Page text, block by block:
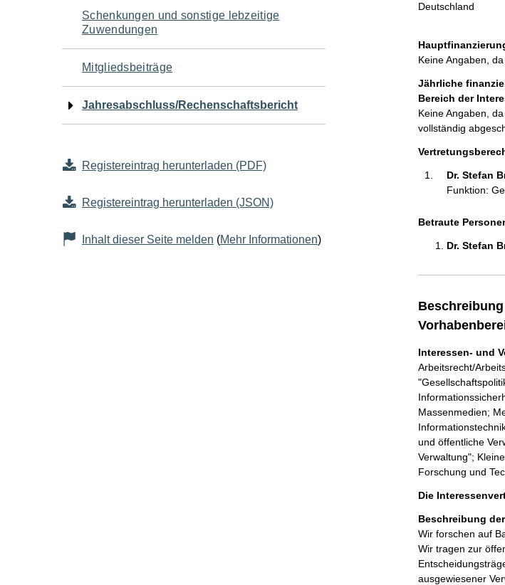
Schenkungen und sonstige lebzeitige
Zuwendungen
Mitgliedsbeiträge
Jahresabschluss/Rechenschaftsbericht
Registereintrag herunterladen (PDF)
Registereintrag herunterladen (JSON)
Inhalt dieser Seite melden (Mehr Informationen)
n
h
a
l
t
Deutschland
Keine Angaben,
Jährliche
Bereich der
Keine Angaben,
vollständig
Dr. Stefan
Funktion:
Betraute
Dr. Stefan
Interessen- und
Arbeitsrecht/
Massenmedien;
und öffentliche
Verwaltung";
Forschung und
Die
Beschreibung
Wir forschen auf
Wir tragen zur
ausgewiesener